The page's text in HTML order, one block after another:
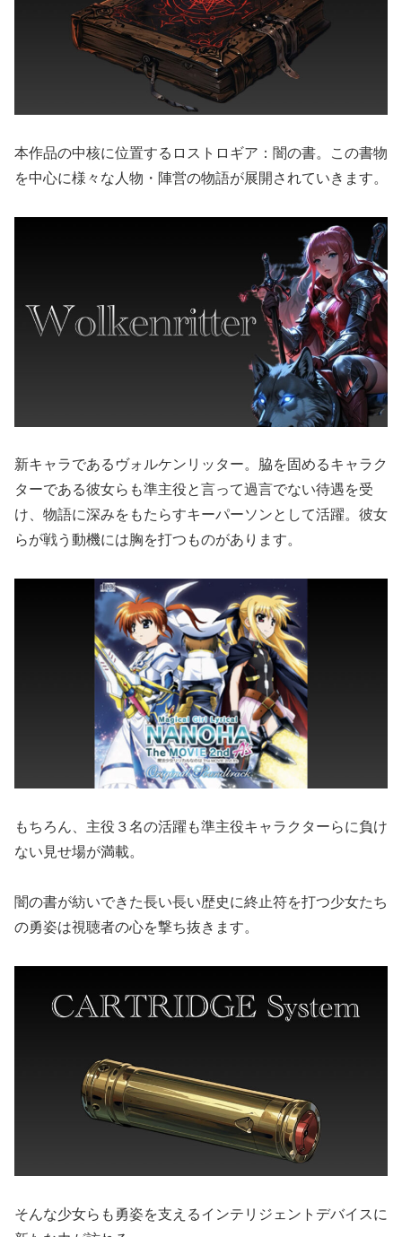
本作品の中核に位置するロストロギア：闇の書。この書物
を中心に様々な人物・陣営の物語が展開されていきます。
新キャラであるヴォルケンリッター。脇を固めるキャラク
ターである彼女らも準主役と言って過言でない待遇を受
け、物語に深みをもたらすキーパーソンとして活躍。彼女
らが戦う動機には胸を打つものがあります。
もちろん、主役３名の活躍も準主役キャラクターらに負け
ない見せ場が満載。
闇の書が紡いできた長い長い歴史に終止符を打つ少女たち
の勇姿は視聴者の心を撃ち抜きます。
そんな少女らも勇姿を支えるインテリジェントデバイスに